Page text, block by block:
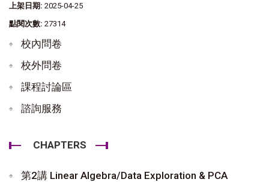
上架日期: 2025-04-25
點閱次數: 27314
校內問卷
校外問卷
課程討論區
諮詢服務
CHAPTERS
第2講 Linear Algebra/Data Exploration & PCA